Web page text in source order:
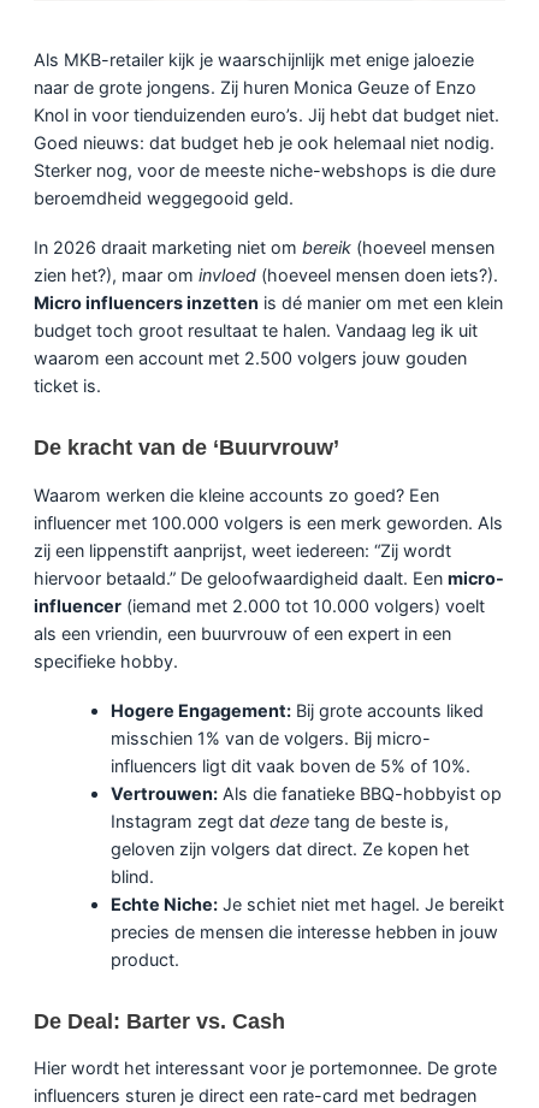
Als MKB-retailer kijk je waarschijnlijk met enige jaloezie
naar de grote jongens. Zij huren Monica Geuze of Enzo
Knol in voor tienduizenden euro’s. Jij hebt dat budget niet.
Goed nieuws: dat budget heb je ook helemaal niet nodig.
Sterker nog, voor de meeste niche-webshops is die dure
beroemdheid weggegooid geld.
In 2026 draait marketing niet om bereik (hoeveel mensen
zien het?), maar om invloed (hoeveel mensen doen iets?).
Micro influencers inzetten is dé manier om met een klein
budget toch groot resultaat te halen. Vandaag leg ik uit
waarom een account met 2.500 volgers jouw gouden
ticket is.
De kracht van de ‘Buurvrouw’
Waarom werken die kleine accounts zo goed? Een
influencer met 100.000 volgers is een merk geworden. Als
zij een lippenstift aanprijst, weet iedereen: “Zij wordt
hiervoor betaald.” De geloofwaardigheid daalt. Een micro-
influencer (iemand met 2.000 tot 10.000 volgers) voelt
als een vriendin, een buurvrouw of een expert in een
specifieke hobby.
Hogere Engagement: Bij grote accounts liked
misschien 1% van de volgers. Bij micro-
influencers ligt dit vaak boven de 5% of 10%.
Vertrouwen: Als die fanatieke BBQ-hobbyist op
Instagram zegt dat deze tang de beste is,
geloven zijn volgers dat direct. Ze kopen het
blind.
Echte Niche: Je schiet niet met hagel. Je bereikt
precies de mensen die interesse hebben in jouw
product.
De Deal: Barter vs. Cash
Hier wordt het interessant voor je portemonnee. De grote
influencers sturen je direct een rate-card met bedragen